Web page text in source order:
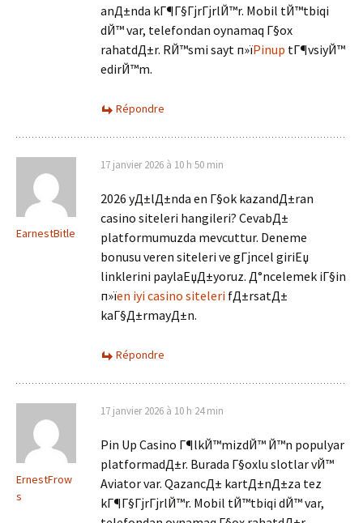
anД±nda kГ¶Г§ГјrГјrlЙ™r. Mobil tЙ™tbiqi
dЙ™ var, telefondan oynamaq Г§ox
rahatdД±r. RЙ™smi sayt п»їPinup tГ¶vsiyЙ™
edirЙ™m.
Répondre
EarnestBitle
17 janvier 2026 à 10 h 50 min
2026 yД±lД±nda en Г§ok kazandД±ran
casino siteleri hangileri? CevabД±
platformumuzda mevcuttur. Deneme
bonusu veren siteleri ve gГјncel giriЕџ
linklerini paylaЕџД±yoruz. Д°ncelemek iГ§in
п»їen iyi casino siteleri fД±rsatД±
kaГ§Д±rmayД±n.
Répondre
ErnestFrow
s
17 janvier 2026 à 10 h 24 min
Pin Up Casino Г¶lkЙ™mizdЙ™ Й™n populyar
platformadД±r. Burada Г§oxlu slotlar vЙ™
Aviator var. QazancД± kartД±nД±za tez
kГ¶Г§ГјrГјrlЙ™r. Mobil tЙ™tbiqi dЙ™ var,